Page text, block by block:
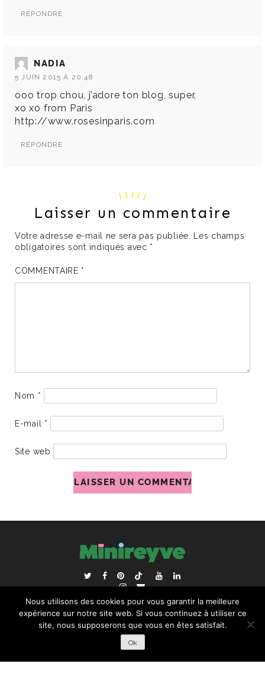
RÉPONDRE
NADIA
5 JUIN 2015 À 20:48
ooo trop chou, j’adore ton blog, super,
xo xo from Paris
http://www.rosesinparis.com
RÉPONDRE
Laisser un commentaire
Votre adresse e-mail ne sera pas publiée. Les champs
obligatoires sont indiqués avec *
COMMENTAIRE *
Nom *
E-mail *
Site web
ACCUEIL BLOGROLL
RECHERCHER :
Nous utilisons des cookies pour vous garantir la meilleure
expérience sur notre site web. Si vous continuez à utiliser ce
site, nous supposerons que vous en êtes satisfait.
Ok